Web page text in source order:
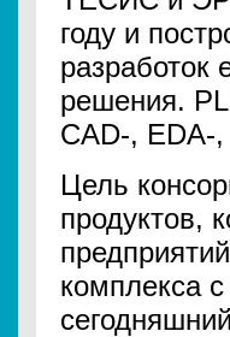
году и
разработок
решения.
СAD-, EDA-
Цель
продуктов,
комплекса